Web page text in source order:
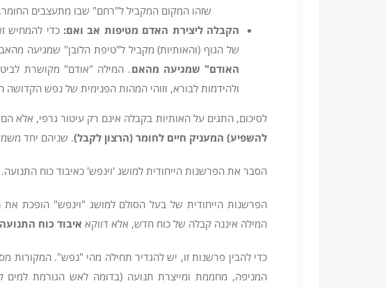
שזהו המקום המקביל ל"רחם" שבו מתעצבים החומר,
הקבלה ליצירת האדם מטיפות אב ואם: כדי להמחיש
של הגוף (והאותיות) מקביל ל"טיפת הלובן" שמגיעה
האודם" שמגיעה מהאם. המילה "אודם" מקושרת
ולהידמות לבורא, וזוהי המהות הפנימית של נפש הקדושה
לסיכום, התגים על האותיות בקבלה אינם רק עיטור גרפי, אלא הם
להשפיע) המעניק חיים לחומר (הרצון לקבל). שניהם יחד
הסבר את הפרשנות הייחודית למושג 'וינפש' כאיבוד כוח התנועה.
הפרשנות הייחודית של בעל הסולם למושג "וינפש" הופכת
המילה איננה קבלה של כוח חדש, אלא דווקא איבוד כוח התנועה
כדי להבין פרשנות זו, יש להגדיר תחילה מהי "נפש". המקורות
המניפה, מחממת ומייצרת תנועה (בדומה לאש הגורמת למים